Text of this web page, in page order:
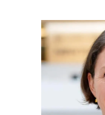
„Es
für
zu
uns
an“